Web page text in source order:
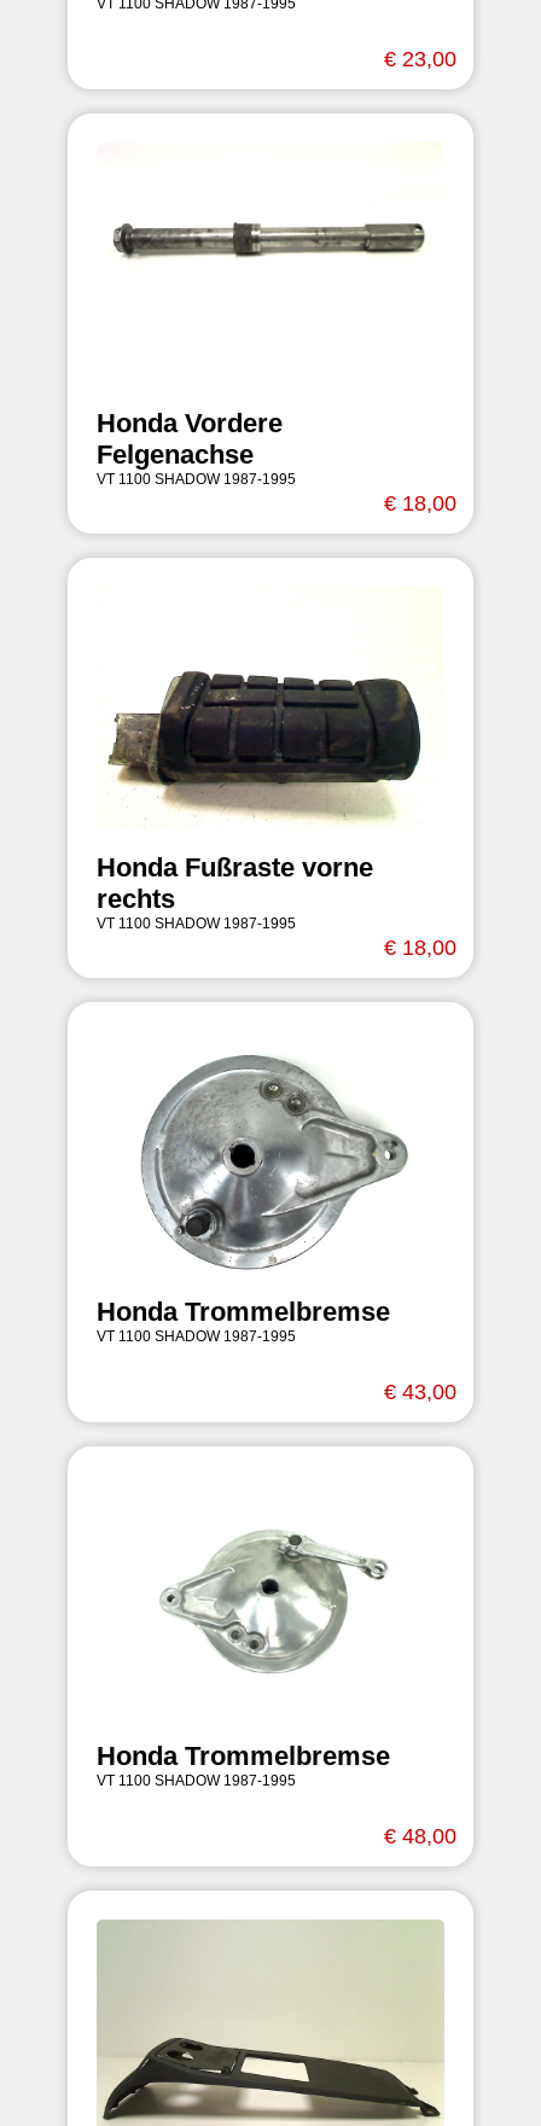
VT 1100 SHADOW 1987-1995
€ 23,00
Honda Vordere
Felgenachse
VT 1100 SHADOW 1987-1995
€ 18,00
Honda Fußraste vorne
rechts
VT 1100 SHADOW 1987-1995
€ 18,00
Honda Trommelbremse
VT 1100 SHADOW 1987-1995
€ 43,00
Honda Trommelbremse
VT 1100 SHADOW 1987-1995
€ 48,00